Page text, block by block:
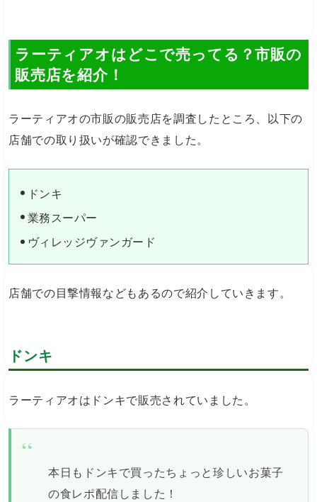
ラーティアオはどこで売ってる？市販の
販売店を紹介！
ラーティアオの市販の販売店を調査したところ、以下の
店舗での取り扱いが確認できました。
ドンキ
業務スーパー
ヴィレッジヴァンガード
店舗での目撃情報などもあるので紹介していきます。
ドンキ
ラーティアオはドンキで販売されていました。
本日もドンキで買ったちょっと珍しいお菓子
の食レポ配信しました！